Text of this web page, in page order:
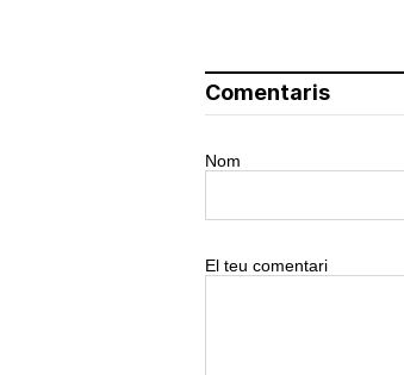
Comentaris
Nom
El teu comentari